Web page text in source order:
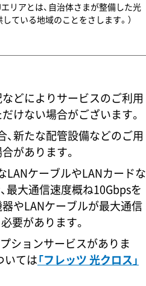
リアとは、自治体さまが整備した光
ている地域のことをさします。）
どによりサービスのご利用
けない場合がございます。
新たな配管設備などのご用
があります。
LANケーブルやLANカードな
最大通信速度概ね10Gbpsを
やLANケーブルが最大通信
要があります。
ションサービスがありま
いては「フレッツ 光クロス」